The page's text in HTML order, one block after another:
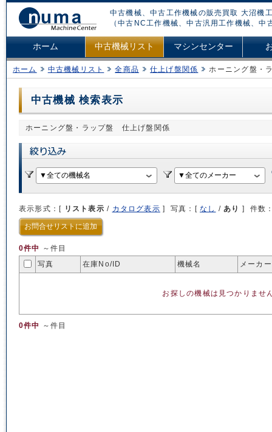
中古機械、中古工作機械の販売買取 大沼機
（中古NC工作機械、中古汎用工作機械、
ホーム 中古機械リスト マシンセンター
ホーム 中古機械リスト 全商品 仕上げ盤関係 ホーニング盤・
中古機械 検索表示
ホーニング盤・ラップ盤 仕上げ盤関係
表示形式：[ リスト表示 / カタログ表示 ] 写真：[ なし / あり ] 件数
お問合せリストに追加
0件中
～件目
写真
在庫No/ID 機械名 メーカ
0件中 ～件目
お探しの機械は見つかりませ